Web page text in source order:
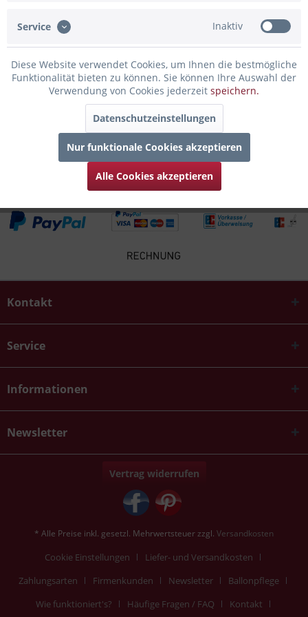
Infos zum Hersteller
Folgende Infos zum Hersteller sind verfübar......mehr
Zubehör 5
Kunden kauften auch
Kunden haben sich ebenfalls angesehen
Kontakt
Service
Informationen
Newsletter
Vertrag widerrufen
* Alle Preise inkl. gesetzl. Mehrwertsteuer zzgl. Versandkosten
Cookie Einstellungen
Liefer- und Versandkosten
Zahlungsarten
Firmenkunden Newsletter
Ballonpflege
Wie funktioniert's?
Häufige Fragen / FAQ Kontakt
Service Inaktiv
Diese Website verwendet Cookies, um Ihnen die bestmögliche
Funktionalität bieten zu können. Sie können Ihre Auswahl der
Verwendung von Cookies jederzeit speichern.
Datenschutzeinstellungen
Nur funktionale Cookies akzeptieren
Alle Cookies akzeptieren